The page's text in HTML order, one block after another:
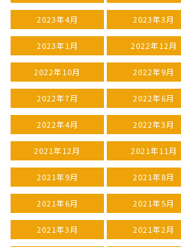
2023年4月 2023年3月
2023年1月 2022年12月
2022年10月 2022年9月
2022年7月 2022年6月
2022年4月 2022年3月
2021年12月 2021年11月
2021年9月 2021年8月
2021年6月 2021年5月
2021年3月 2021年2月